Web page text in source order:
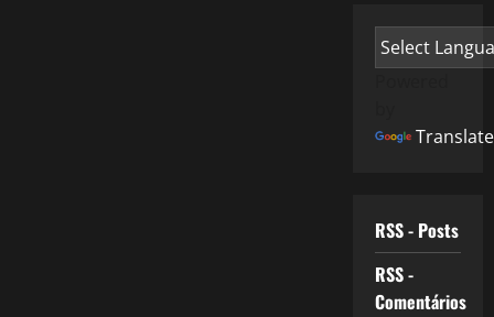
Translate
RSS - Posts
RSS -
Comentários